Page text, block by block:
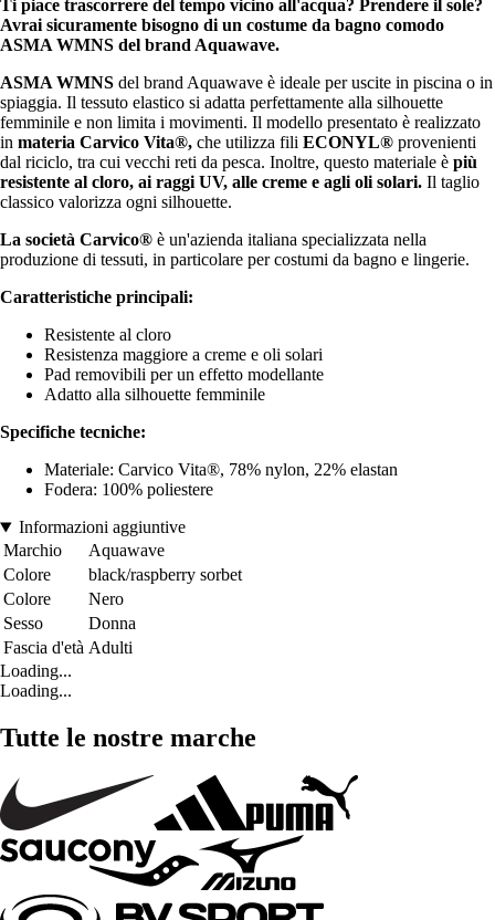
Ti piace trascorrere del tempo vicino all'acqua? Prendere il sole?
Avrai sicuramente bisogno di un costume da bagno comodo
ASMA WMNS del brand Aquawave.
ASMA WMNS del brand Aquawave è ideale per uscite in piscina o in
spiaggia. Il tessuto elastico si adatta perfettamente alla silhouette
femminile e non limita i movimenti. Il modello presentato è realizzato
in materia Carvico Vita®, che utilizza fili ECONYL® provenienti
dal riciclo, tra cui vecchi reti da pesca. Inoltre, questo materiale è più
resistente al cloro, ai raggi UV, alle creme e agli oli solari. Il taglio
classico valorizza ogni silhouette.
La società Carvico® è un'azienda italiana specializzata nella
produzione di tessuti, in particolare per costumi da bagno e lingerie.
Caratteristiche principali:
Resistente al cloro
Resistenza maggiore a creme e oli solari
Pad removibili per un effetto modellante
Adatto alla silhouette femminile
Specifiche tecniche:
Materiale: Carvico Vita®, 78% nylon, 22% elastan
Fodera: 100% poliestere
Informazioni aggiuntive
Marchio
Aquawave
Colore
black/raspberry sorbet
Colore
Nero
Sesso
Donna
Fascia d'età Adulti
Loading...
Loading...
Tutte le nostre marche